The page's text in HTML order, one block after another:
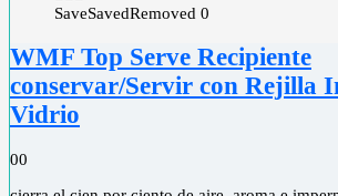
SaveSavedRemoved 0
WMF Top Serve Recipiente
conservar/Servir con Rejilla
Vidrio
00